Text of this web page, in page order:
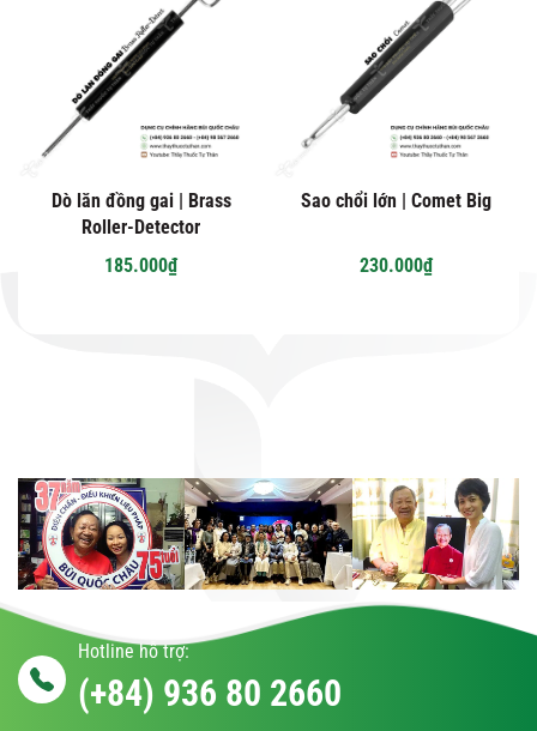
Dò lăn đồng gai | Brass
Roller-Detector
185.000₫
Sao chổi lớn | Comet Big
230.000₫
Hotline hỗ trợ:
(+84) 936 80 2660